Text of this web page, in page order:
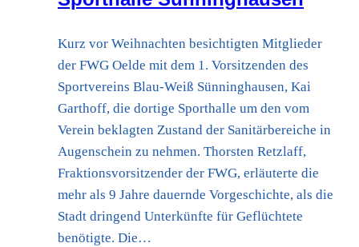
Kurz vor Weihnachten besichtigten Mitglieder
der FWG Oelde mit dem 1. Vorsitzenden des
Sportvereins Blau-Weiß Sünninghausen, Kai
Garthoff, die dortige Sporthalle um den vom
Verein beklagten Zustand der Sanitärbereiche in
Augenschein zu nehmen. Thorsten Retzlaff,
Fraktionsvorsitzender der FWG, erläuterte die
mehr als 9 Jahre dauernde Vorgeschichte, als die
Stadt dringend Unterkünfte für Geflüchtete
benötigte. Die…